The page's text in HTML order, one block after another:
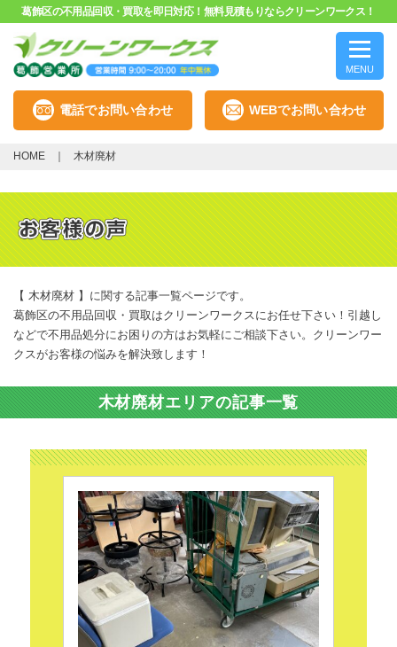
葛飾区の不用品回収・買取を即日対応！無料見積もりならクリーンワークス！
MENU
電話でお問い合わせ WEBでお問い合わせ
HOME 木材廃材
【 木材廃材 】に関する記事一覧ページです。
葛飾区の不用品回収・買取はクリーンワークスにお任せ下さい！引越し
などで不用品処分にお困りの方はお気軽にご相談下さい。クリーンワー
クスがお客様の悩みを解決致します！
木材廃材エリアの記事一覧